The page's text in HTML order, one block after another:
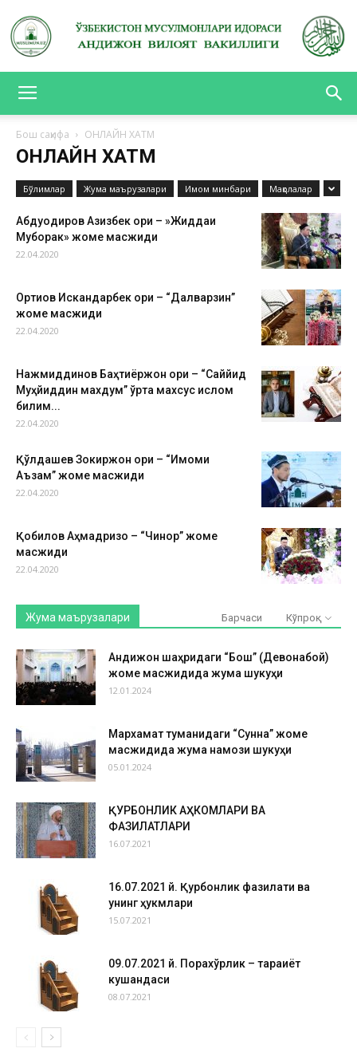
Бош саҳифа ОНЛАЙН ХАТМ
ОНЛАЙН ХАТМ
Бўлимлар Жума маърузалари Имом минбари Мақолалар
Абдуқодиров Азизбек қори – »Жиддаи
Муборак» жоме масжиди
22.04.2020
Ортиқов Искандарбек қори – “Далварзин”
жоме масжиди
22.04.2020
Нажмиддинов Баҳтиёржон қори – “Саййид
Муҳйиддин махдум” ўрта махсус ислом
билим...
22.04.2020
Қўлдашев Зокиржон қори – “Имоми
Аъзам” жоме масжиди
22.04.2020
Қобилов Аҳмадризо – “Чинор” жоме
масжиди
22.04.2020
Жума маърузалари Барчаси Кўпроқ
Андижон шаҳридаги “Бош” (Девонабой)
жоме масжидида жума шукуҳи
12.01.2024
Мархамат туманидаги “Сунна” жоме
масжидида жума намози шукуҳи
05.01.2024
ҚУРБОНЛИК АҲКОМЛАРИ ВА
ФАЗИЛАТЛАРИ
16.07.2021
16.07.2021 й. Қурбонлик фазилати ва
унинг ҳукмлари
15.07.2021
09.07.2021 й. Порахўрлик – тараққиёт
кушандаси
08.07.2021